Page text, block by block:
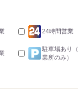
24時間営業
駐車場あり
業所のみ）